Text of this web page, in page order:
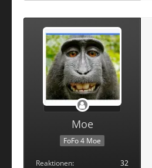
Moe
FoFo 4 Moe
Reaktionen
32